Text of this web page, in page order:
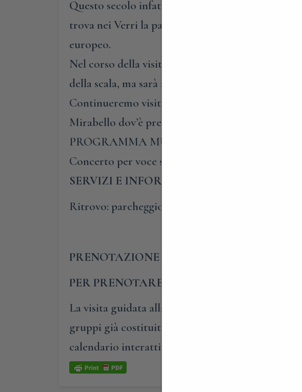
Questo secolo infatti, un secolo ricordato
trova nei Verri la parte più intellettuale ed
europeo.
Nel corso della visita potrete ammirare i saloni
della scala, ma sarà anche l’occasione per
Continueremo visitando la cappella privata
Mirabello dov’è presente l’ex filanda, sorta nel
PROGRAMMA MUSICALE
Concerto per voce sola, Carla Polce
SERVIZI E INFORMAZIONI UTILI
Ritrovo: parcheggio di Via Manzoni, 53, Lentate
PRENOTAZIONE OBBLIGATORIA
PER PRENOTARE E PARTECIPARE ALLE
La visita guidata alla villa può essere effettuata
gruppi già costituiti di min.15 persone, oppure
calendario interattivo del sito Villago.